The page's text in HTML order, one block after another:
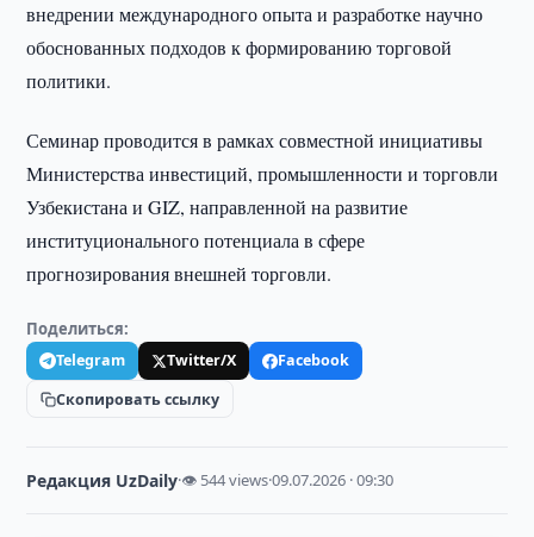
внедрении международного опыта и разработке научно
обоснованных подходов к формированию торговой
политики.
Семинар проводится в рамках совместной инициативы
Министерства инвестиций, промышленности и торговли
Узбекистана и GIZ, направленной на развитие
институционального потенциала в сфере
прогнозирования внешней торговли.
Поделиться:
Telegram Twitter/X
Facebook
Скопировать ссылку
Редакция UzDaily·👁 544 views·09.07.2026 · 09:30